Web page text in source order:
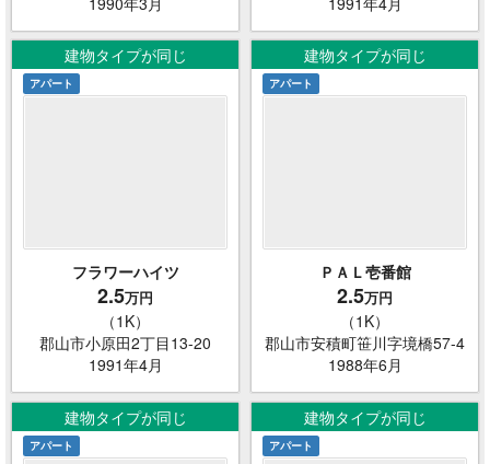
建物タイプが同じ
アパート
フラワーハイツ
2.5万円
（1K）
郡山市小原田2丁目13-20
1991年4月
建物タイプが同じ
アパート
ＰＡＬ壱番館
2.5万円
（1K）
郡山市安積町笹川字境橋57-4
1988年6月
建物タイプが同じ
アパート
建物タイプが同じ
アパート